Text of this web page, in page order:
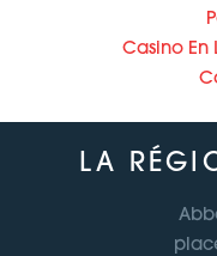
Casino En
LA